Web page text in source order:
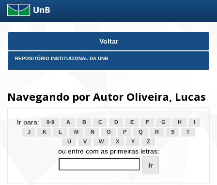
Skip
Voltar
REPOSITÓRIO INSTITUCIONAL DA UNB
Navegando por Autor Oliveira, Lucas
Ir para: 0-9 A B C D E F G H
J
K L M N O P Q R S
T
U
V W X Y Z
ou entre com as primeiras letras: